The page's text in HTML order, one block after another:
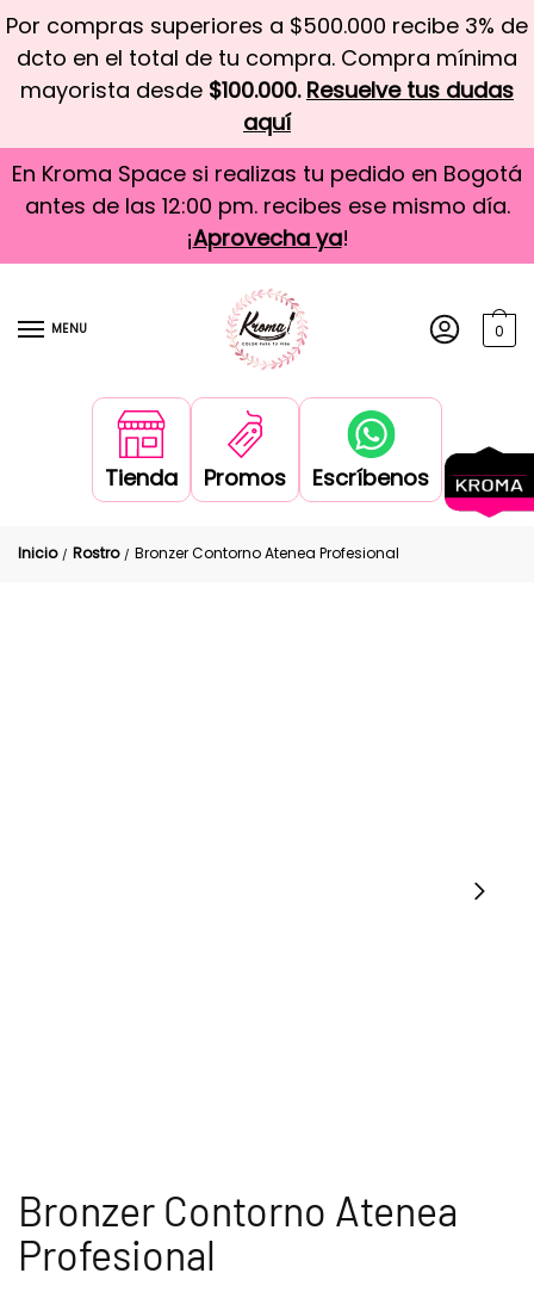
Por compras superiores a $500.000 recibe 3% de
dcto en el total de tu compra. Compra mínima
mayorista desde $100.000. Resuelve tus dudas
aquí
En Kroma Space si realizas tu pedido en Bogotá
antes de las 12:00 pm. recibes ese mismo día.
¡Aprovecha ya!
MENU 0
Tienda Promos Escríbenos
Inicio / Rostro / Bronzer Contorno Atenea Profesional
Bronzer Contorno Atenea
Profesional